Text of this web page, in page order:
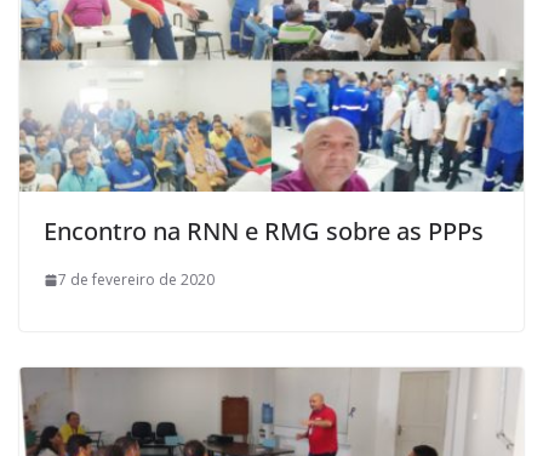
Encontro na RNN e RMG sobre as PPPs
7 de fevereiro de 2020